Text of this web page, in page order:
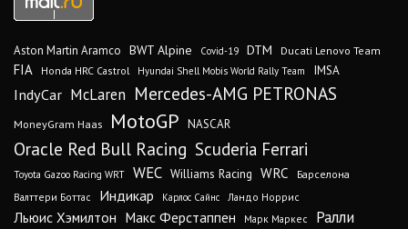
Aston Martin Aramco BWT Alpine Covid-19 DTM Ducati Lenovo Team
FIA Honda HRC Castrol Hyundai Shell Mobis World Rally Team IMSA
IndyCar McLaren Mercedes-AMG PETRONAS
MoneyGram Haas MotoGP NASCAR
Oracle Red Bull Racing Scuderia Ferrari
Toyota Gazoo Racing WRT WEC Williams Racing WRC
Барселона
Валттери Боттас
Индикар Карлос Сайнс Ландо Норрис
Льюис Хэмилтон Макс Ферстаппен Марк Маркес Ралли